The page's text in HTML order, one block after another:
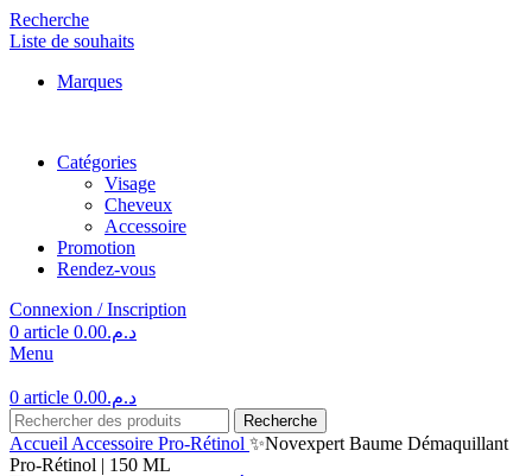
Recherche
Liste de souhaits
Marques
Catégories
Visage
Cheveux
Accessoire
Promotion
Rendez-vous
Connexion / Inscription
0 article د.م.0.00
Menu
0 article د.م.0.00
Recherche
Accueil Accessoire Pro-Rétinol ✨Novexpert Baume Démaquillant
Pro-Rétinol | 150 ML